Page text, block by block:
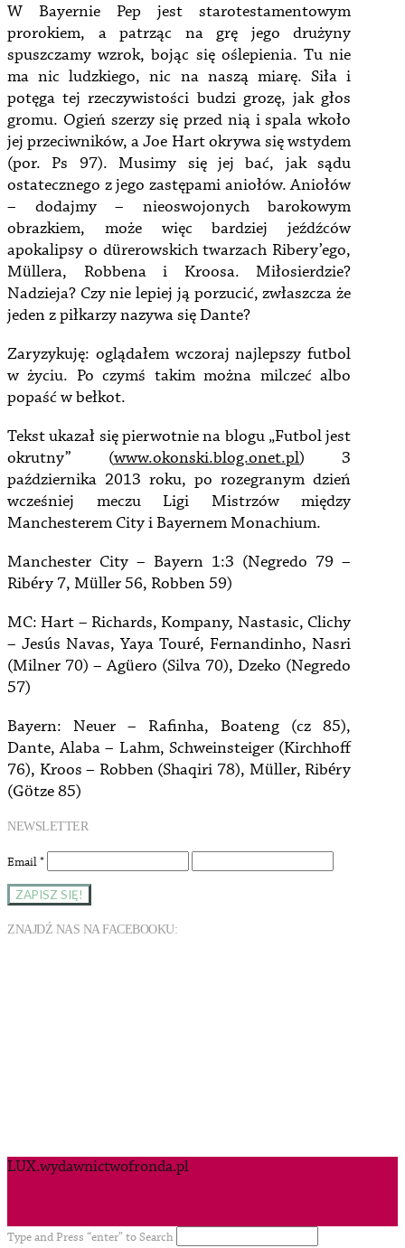
W Bayernie Pep jest starotestamentowym
prorokiem, a patrząc na grę jego drużyny
spuszczamy wzrok, bojąc się oślepienia. Tu nie
ma nic ludzkiego, nic na naszą miarę. Siła i
potęga tej rzeczywistości budzi grozę, jak głos
gromu. Ogień szerzy się przed nią i spala wkoło
jej przeciwników, a Joe Hart okrywa się wstydem
(por. Ps 97). Musimy się jej bać, jak sądu
ostatecznego z jego zastępami aniołów. Aniołów
– dodajmy – nieoswojonych barokowym
obrazkiem, może więc bardziej jeźdźców
apokalipsy o dürerowskich twarzach Ribery’ego,
Müllera, Robbena i Kroosa. Miłosierdzie?
Nadzieja? Czy nie lepiej ją porzucić, zwłaszcza że
jeden z piłkarzy nazywa się Dante?
Zaryzykuję: oglądałem wczoraj najlepszy futbol
w życiu. Po czymś takim można milczeć albo
popaść w bełkot.
Tekst ukazał się pierwotnie na blogu „Futbol jest
okrutny” (www.okonski.blog.onet.pl) 3
października 2013 roku, po rozegranym dzień
wcześniej meczu Ligi Mistrzów między
Manchesterem City i Bayernem Monachium.
Manchester City – Bayern 1:3 (Negredo 79 –
Ribéry 7, Müller 56, Robben 59)
MC: Hart – Richards, Kompany, Nastasic, Clichy
– Jesús Navas, Yaya Touré, Fernandinho, Nasri
(Milner 70) – Agüero (Silva 70), Dzeko (Negredo
57)
Bayern: Neuer – Rafinha, Boateng (cz 85),
Dante, Alaba – Lahm, Schweinsteiger (Kirchhoff
76), Kroos – Robben (Shaqiri 78), Müller, Ribéry
(Götze 85)
NEWSLETTER
Email*
ZNAJDŹ NAS NA FACEBOOKU:
LUX.wydawnictwofronda.pl
Type and Press “enter” to Search